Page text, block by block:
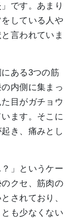
です。あまり
している人や
言われていま
にある3つの筋
内側に集まっ
目がガチョウ
ます。そこに
き、痛みとし
」というケー
クセ、筋肉の
されており、
も少なくない